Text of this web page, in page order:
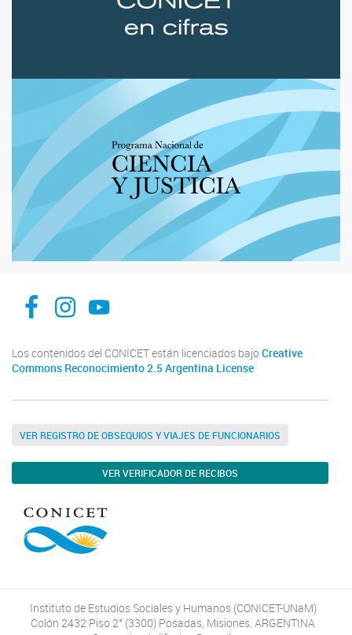
Instituto de Estudios Sociales y Humanos -IESyH-
iesyhInstituto de Estudios Sociales y Humanos IESyH
Los contenidos del CONICET están licenciados bajo Creative
Commons Reconocimiento 2.5 Argentina License
VER REGISTRO DE OBSEQUIOS Y VIAJES DE FUNCIONARIOS
VER VERIFICADOR DE RECIBOS
Instituto de Estudios Sociales y Humanos (CONICET-UNaM)
Colón 2432 Piso 2° (3300) Posadas, Misiones. ARGENTINA